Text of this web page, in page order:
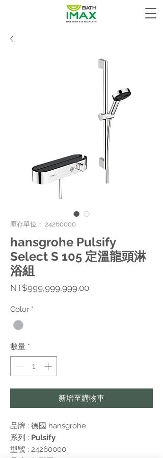
庫存單位： 24260000
hansgrohe Pulsify
Select S 105 定溫龍頭淋
浴組
NT$999,999,999.00價
Color *
數量 *
新增至購物車
品牌 : 德國 hansgrohe
系列 : Pulsify
型號 : 24260000